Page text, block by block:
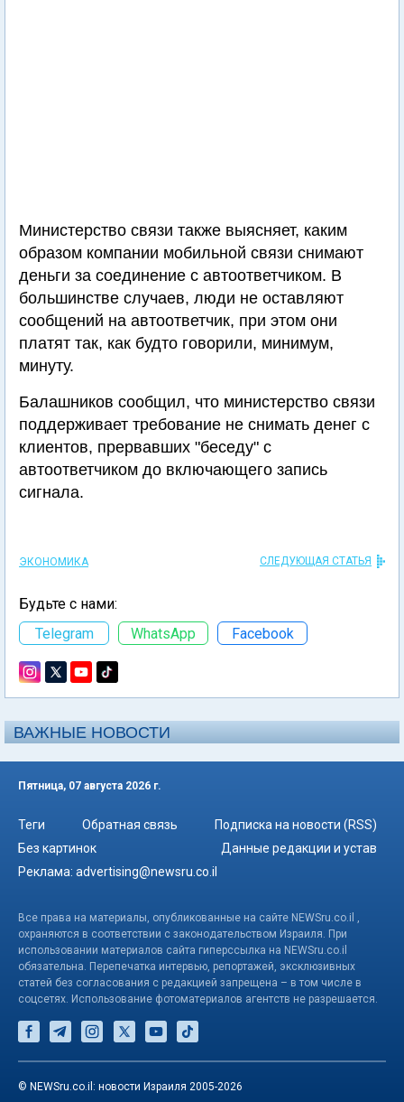
Министерство связи также выясняет, каким
образом компании мобильной связи снимают
деньги за соединение с автоответчиком. В
большинстве случаев, люди не оставляют
сообщений на автоответчик, при этом они
платят так, как будто говорили, минимум,
минуту.
Балашников сообщил, что министерство связи
поддерживает требование не снимать денег с
клиентов, прервавших "беседу" с
автоответчиком до включающего запись
сигнала.
ЭКОНОМИКА СЛЕДУЮЩАЯ СТАТЬЯ
Будьте с нами:
Telegram
WhatsApp Facebook
ВАЖНЫЕ НОВОСТИ
Пятница, 07 августа 2026 г.
Теги Обратная связь
Подписка на новости (RSS)
Без картинок
Данные редакции и устав
Реклама: advertising@newsru.co.il
Все права на материалы, опубликованные на сайте NEWSru.co.il ,
охраняются в соответствии с законодательством Израиля. При
использовании материалов сайта гиперссылка на NEWSru.co.il
обязательна. Перепечатка интервью, репортажей, эксклюзивных
статей без согласования с редакцией запрещена – в том числе в
соцсетях. Использование фотоматериалов агентств не разрешается.
© NEWSru.co.il: новости Израиля 2005-2026